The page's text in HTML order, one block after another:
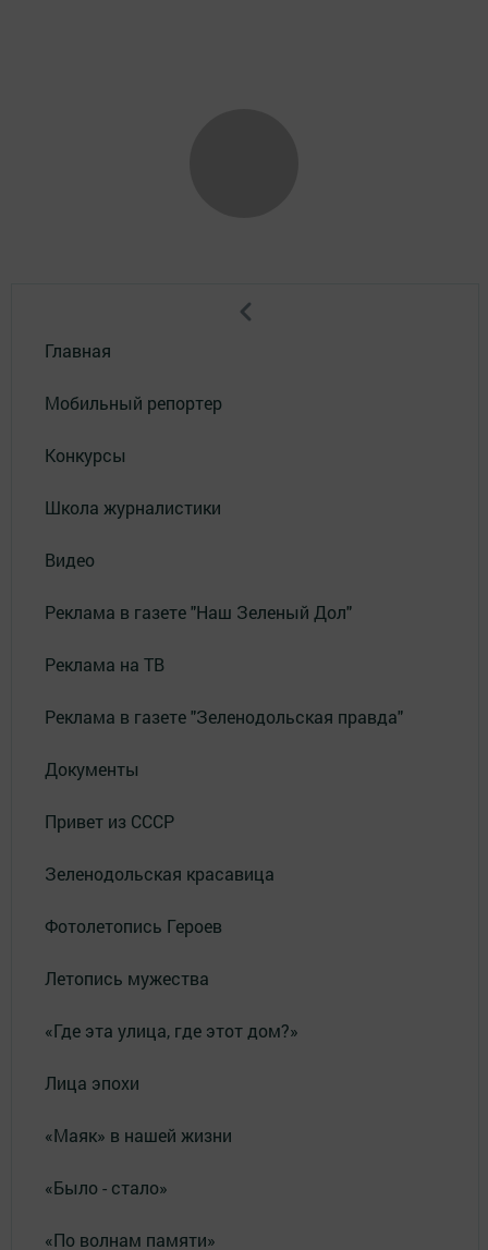
Главная
Мобильный репортер
Конкурсы
Школа журналистики
Видео
Реклама в газете "Наш Зеленый Дол"
Реклама на ТВ
Реклама в газете "Зеленодольская правда"
Документы
Привет из СССР
Зеленодольская красавица
Фотолетопись Героев
Летопись мужества
«Где эта улица, где этот дом?»
Лица эпохи
«Маяк» в нашей жизни
«Было - стало»
«По волнам памяти»